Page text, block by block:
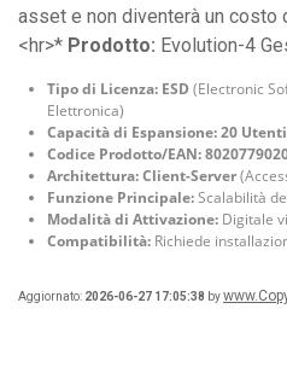
asset e non diventerà un costo
<hr>* Prodotto: Evolution-4
Tipo di Licenza: ESD (Electronic
Elettronica)
Capacità di Espansione:20
Codice Prodotto/EAN:
Architettura:Client-Server
Funzione Principale:Scalabilità
Modalità di Attivazione: Digitale
Compatibilità: Richiede
Aggiornato: 2026-06-27 17:05:38 by